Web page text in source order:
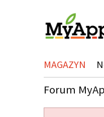
MAGAZYN
Forum